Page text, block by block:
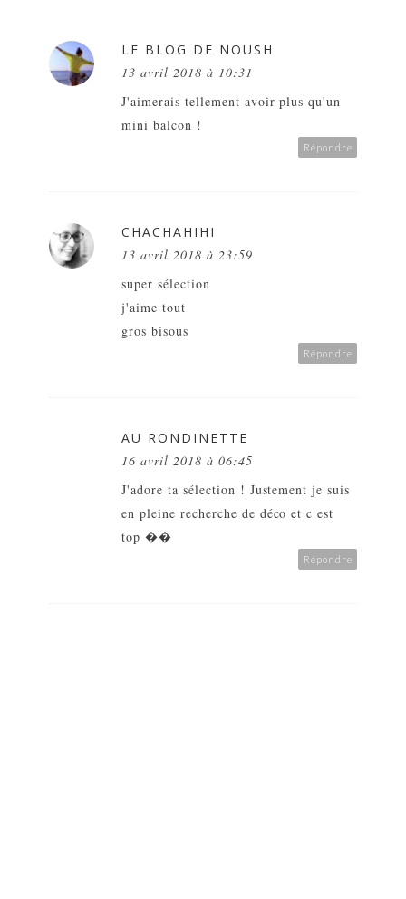
LE BLOG DE NOUSH
13 avril 2018 à 10:31
J'aimerais tellement avoir plus qu'un
mini balcon !
Répondre
CHACHAHIHI
13 avril 2018 à 23:59
super sélection
j'aime tout
gros bisous
Répondre
AU RONDINETTE
16 avril 2018 à 06:45
J'adore ta sélection ! Justement je suis
en pleine recherche de déco et c est
top ��
Répondre